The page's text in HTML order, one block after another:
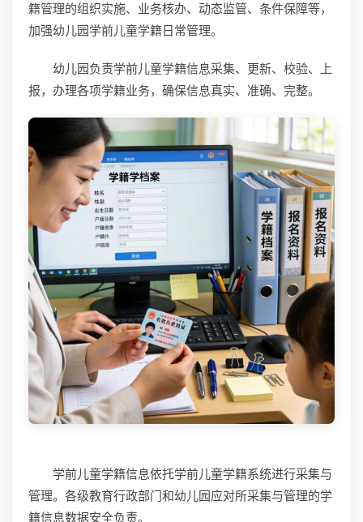
籍管理的组织实施、业务核办、动态监管、条件保障等，
加强幼儿园学前儿童学籍日常管理。
幼儿园负责学前儿童学籍信息采集、更新、校验、上
报，办理各项学籍业务，确保信息真实、准确、完整。
学前儿童学籍信息依托学前儿童学籍系统进行采集与
管理。各级教育行政部门和幼儿园应对所采集与管理的学
籍信息数据安全负责。